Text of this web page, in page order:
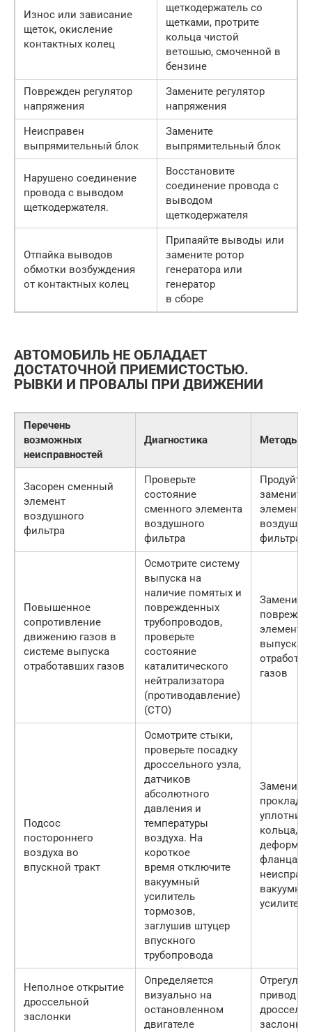
Износ или зависание
щеток, окисление
контактных колец
щеткодержатель со
щетками, протрите
кольца чистой
ветошью, смоченной в
бензине
Поврежден регулятор
напряжения
Замените регулятор
напряжения
Неисправен
выпрямительный блок
Замените
выпрямительный блок
Нарушено соединение
провода с выводом
щеткодержателя.
Восстановите
соединение провода с
выводом
щеткодержателя
Отпайка выводов
обмотки возбуждения
от контактных колец
Припаяйте выводы или
замените ротор
генератора или
генератор
в сборе
АВТОМОБИЛЬ НЕ ОБЛАДАЕТ
ДОСТАТОЧНОЙ ПРИЕМИСТОСТЬЮ.
РЫВКИ И ПРОВАЛЫ ПРИ ДВИЖЕНИИ
Перечень
возможных
неисправностей
Диагностика Методы
Засорен сменный
элемент
воздушного
фильтра
Проверьте
состояние
сменного элемента
воздушного
фильтра
Продуйте
замените
элемент
фильтра
Повышенное
сопротивление
движению газов в
системе выпуска
отработавших газов
Осмотрите систему
выпуска на
наличие помятых и
поврежденных
трубопроводов,
проверьте
состояние
каталитического
нейтрализатора
(противодавление)
(СТО)
Замените
выпуска
газов
Подсос
постороннего
воздуха во
впускной тракт
Осмотрите стыки,
проверьте посадку
дроссельного узла,
датчиков
абсолютного
давления и
температуры
воздуха. На
короткое
время отключите
вакуумный
усилитель
тормозов,
заглушив штуцер
впускного
трубопровода
Замените
кольца,
усилитель
Неполное открытие
дроссельной
заслонки
Определяется
визуально на
остановленном
двигателе
привод
заслонки